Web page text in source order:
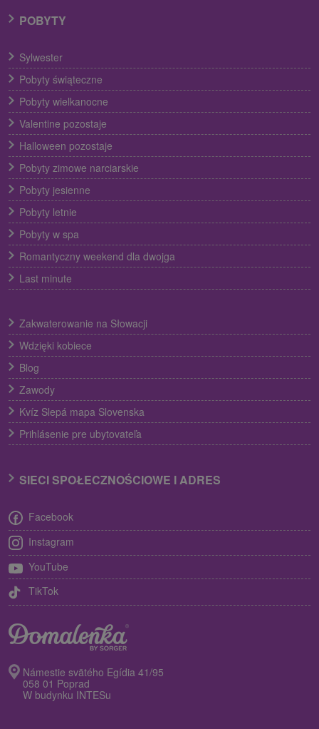
POBYTY
Sylwester
Pobyty świąteczne
Pobyty wielkanocne
Valentine pozostaje
Halloween pozostaje
Pobyty zimowe narciarskie
Pobyty jesienne
Pobyty letnie
Pobyty w spa
Romantyczny weekend dla dwojga
Last minute
Zakwaterowanie na Słowacji
Wdzięki kobiece
Blog
Zawody
Kvíz Slepá mapa Slovenska
Prihlásenie pre ubytovateľa
SIECI SPOŁECZNOŚCIOWE I ADRES
Facebook
Instagram
YouTube
TikTok
Námestie svätého Egídia 41/95
058 01 Poprad
W budynku INTESu